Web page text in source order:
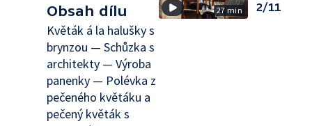
Obsah dílu
Květák á la halušky s
brynzou — Schůzka s
architekty — Výroba
panenky — Polévka z
pečeného květáku a
pečený květák s
27 min
2/11